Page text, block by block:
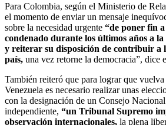
Para Colombia, según el Ministerio de
el momento de enviar un mensaje
sobre la necesidad urgente “de poner fin
condenado durante los últimos años a
y reiterar su disposición de contribuir a
país, una vez retorne la democracia”, dice
También reiteró que para lograr que
Venezuela es necesario realizar unas
con la designación de un Consejo
independiente, “un Tribunal Supremo
observación internacionales, la plena